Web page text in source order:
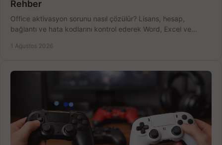
Rehber
Office aktivasyon sorunu nasıl çözülür? Lisans, hesap,
bağlantı ve hata kodlarını kontrol ederek Word, Excel ve
1 Ağustos 2026